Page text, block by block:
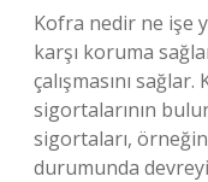
Kofra nedir ne işe
karşı koruma
çalışmasını
sigortalarının
sigortaları, örneğin
durumunda